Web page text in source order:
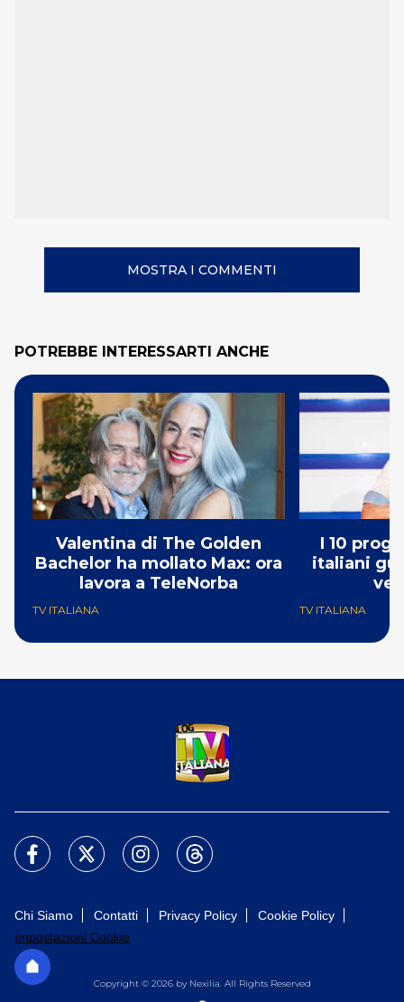
MOSTRA I COMMENTI
POTREBBE INTERESSARTI ANCHE
Valentina di The Golden
Bachelor ha mollato Max: ora
lavora a TeleNorba
TV ITALIANA
I 10
italiani
TV ITALIANA
Chi Siamo Contatti Privacy Policy
Cookie Policy
Impostazioni Cookie
Copyright © 2026 by Nexilia. All Rights Reserved